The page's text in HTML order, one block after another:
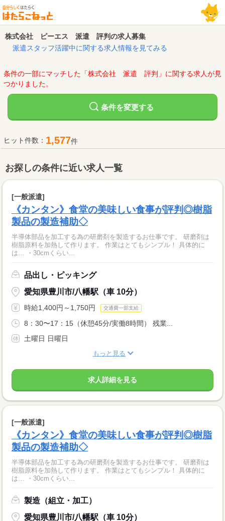
株式会社 ピーエス 派遣 評判の求人募集
派遣スタッフ活躍中に関する求人情報を見てみる
条件の一部にマッチした「株式会社 派遣 評判」に関する求人が見
つかりました。
条件を変更する
ヒット件数： 1,577件
お探しの条件に近い求人一覧
[一般派遣]
《カンタン》食堂の美味しい食事が評判◎樹脂
製品の製造補助◇
半導体部品を加工する為の研磨剤を製造するお仕事です。 研磨剤は
樹脂原料を加熱して作ります。 作業はとてもシンプル！ 具体的に
は… ・30cmくらい...
品出し・ピッキング
愛知県豊川市/八幡駅（車 10分）
時給1,400円～1,750円 交通費一部支給
8：30〜17：15（休憩45分/実働8時間） 残業...
土曜日 日曜日
もっと見る
求人詳細を見る
[一般派遣]
《カンタン》食堂の美味しい食事が評判◎樹脂
製品の製造補助◇
半導体部品を加工する為の研磨剤を製造するお仕事です。 研磨剤は
樹脂原料を加熱して作ります。 作業はとてもシンプル！ 具体的に
は… ・30cmくらい...
製造（組立・加工）
愛知県豊川市/八幡駅（車 10分）